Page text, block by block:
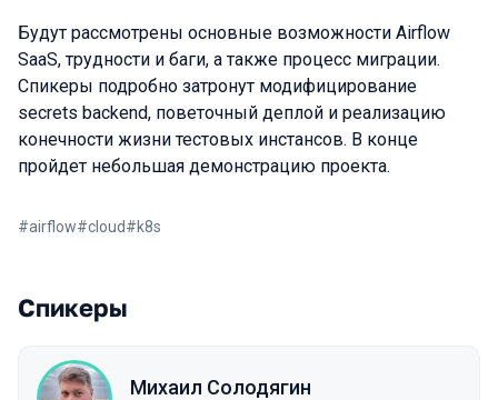
Будут рассмотрены основные возможности Airflow
SaaS, трудности и баги, а также процесс миграции.
Спикеры подробно затронут модифицирование
secrets backend, поветочный деплой и реализацию
конечности жизни тестовых инстансов. В конце
пройдет небольшая демонстрацию проекта.
#airflow#cloud#k8s
Спикеры
Михаил Солодягин